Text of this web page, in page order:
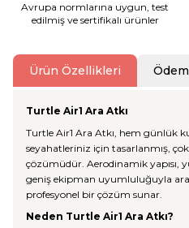
Avrupa normlarına uygun, test
edilmiş ve sertifikalı ürünler
Ürün Özellikleri
Turtle Air1 Ara Atkı
Turtle Air1 Ara Atkı, hem günlük
seyahatleriniz için tasarlanmış,
çözümüdür. Aerodinamik yapısı,
geniş ekipman uyumluluğuyla
profesyonel bir çözüm sunar.
Neden Turtle Air1 Ara Atkı?